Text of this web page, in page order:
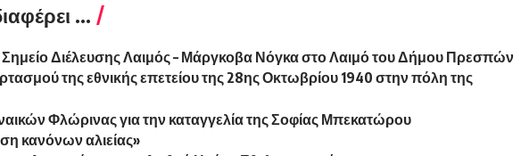
...
Διέλευσης Λαιμός – Μάργκοβα Νόγκα στο Λαιμό του Δήμου Πρεσπών
της εθνικής επετείου της 28ης Οκτωβρίου 1940 στην πόλη της
Φλώρινας για την καταγγελία της Σοφίας Μπεκατώρου
κανόνων αλιείας»